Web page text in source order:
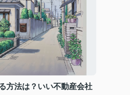
方法は？いい不動産会社